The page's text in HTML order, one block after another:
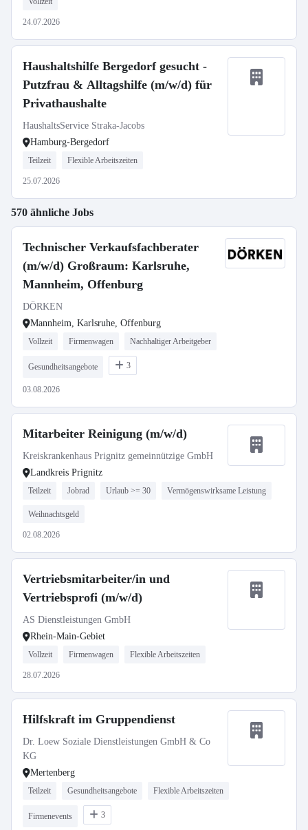
24.07.2026
Haushaltshilfe Bergedorf gesucht -
Putzfrau & Alltagshilfe (m/w/d) für
Privathaushalte
HaushaltsService Straka-Jacobs
Hamburg-Bergedorf
Teilzeit Flexible Arbeitszeiten
25.07.2026
570 ähnliche Jobs
Technischer Verkaufsfachberater
(m/w/d) Großraum: Karlsruhe,
Mannheim, Offenburg
DÖRKEN
Mannheim, Karlsruhe, Offenburg
Vollzeit Firmenwagen Nachhaltiger Arbeitgeber
Gesundheitsangebote 3
03.08.2026
Mitarbeiter Reinigung (m/w/d)
Kreiskrankenhaus Prignitz gemeinnützige GmbH
Landkreis Prignitz
Teilzeit Jobrad Urlaub >= 30 Vermögenswirksame Leistung
Weihnachtsgeld
02.08.2026
Vertriebsmitarbeiter/in und
Vertriebsprofi (m/w/d)
AS Dienstleistungen GmbH
Rhein-Main-Gebiet
Vollzeit Firmenwagen Flexible Arbeitszeiten
28.07.2026
Hilfskraft im Gruppendienst
Dr. Loew Soziale Dienstleistungen GmbH & Co
KG
Mertenberg
Teilzeit Gesundheitsangebote Flexible Arbeitszeiten
Firmenevents 3